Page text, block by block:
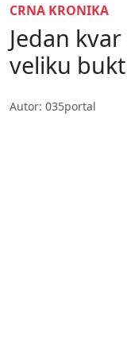
CRNA KRONIKA
Jedan
veliku
Autor: 035portal